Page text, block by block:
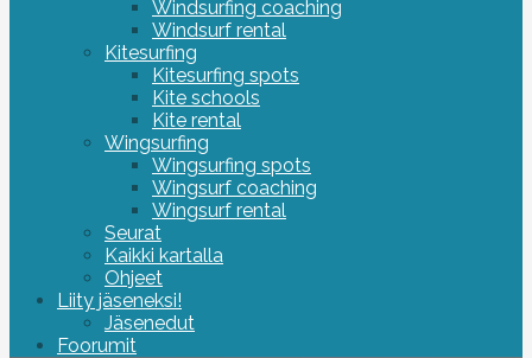
Windsurfing coaching
Windsurf rental
Kitesurfing
Kitesurfing spots
Kite schools
Kite rental
Wingsurfing
Wingsurfing spots
Wingsurf coaching
Wingsurf rental
Seurat
Kaikki kartalla
Ohjeet
Liity jäseneksi!
Jäsenedut
Foorumit